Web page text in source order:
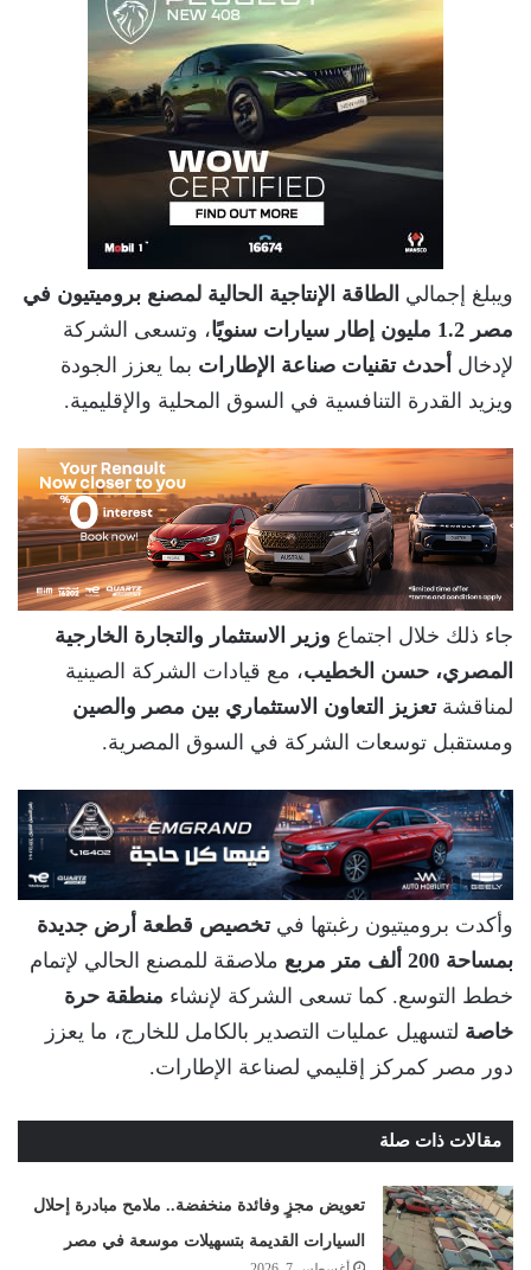
ويبلغ إجمالي الطاقة الإنتاجية الحالية لمصنع بروميتيون في
مصر 1.2 مليون إطار سيارات سنويًا
، وتسعى الشركة
لإدخال أحدث تقنيات صناعة الإطارات بما يعزز الجودة
ويزيد القدرة التنافسية في السوق المحلية والإقليمية.
جاء ذلك خلال اجتماع وزير الاستثمار والتجارة الخارجية
المصري، حسن الخطيب، مع قيادات الشركة الصينية
لمناقشةتعزيز التعاون الاستثماري بين مصر والصين
ومستقبل توسعات الشركة في السوق المصرية.
وأكدت بروميتيون رغبتها فيتخصيص قطعة أرض جديدة
بمساحة 200 ألف متر مربع
ملاصقة للمصنع الحالي لإتمام
خطط التوسع. كما تسعى الشركة لإنشاء منطقة حرة
خاصة لتسهيل عمليات التصدير بالكامل للخارج، ما يعزز
دور مصر كمركز إقليمي لصناعة الإطارات.
مقالات ذات صلة
تعويض مجزٍ وفائدة منخفضة.. ملامح مبادرة إحلال
السيارات القديمة بتسهيلات موسعة في مصر